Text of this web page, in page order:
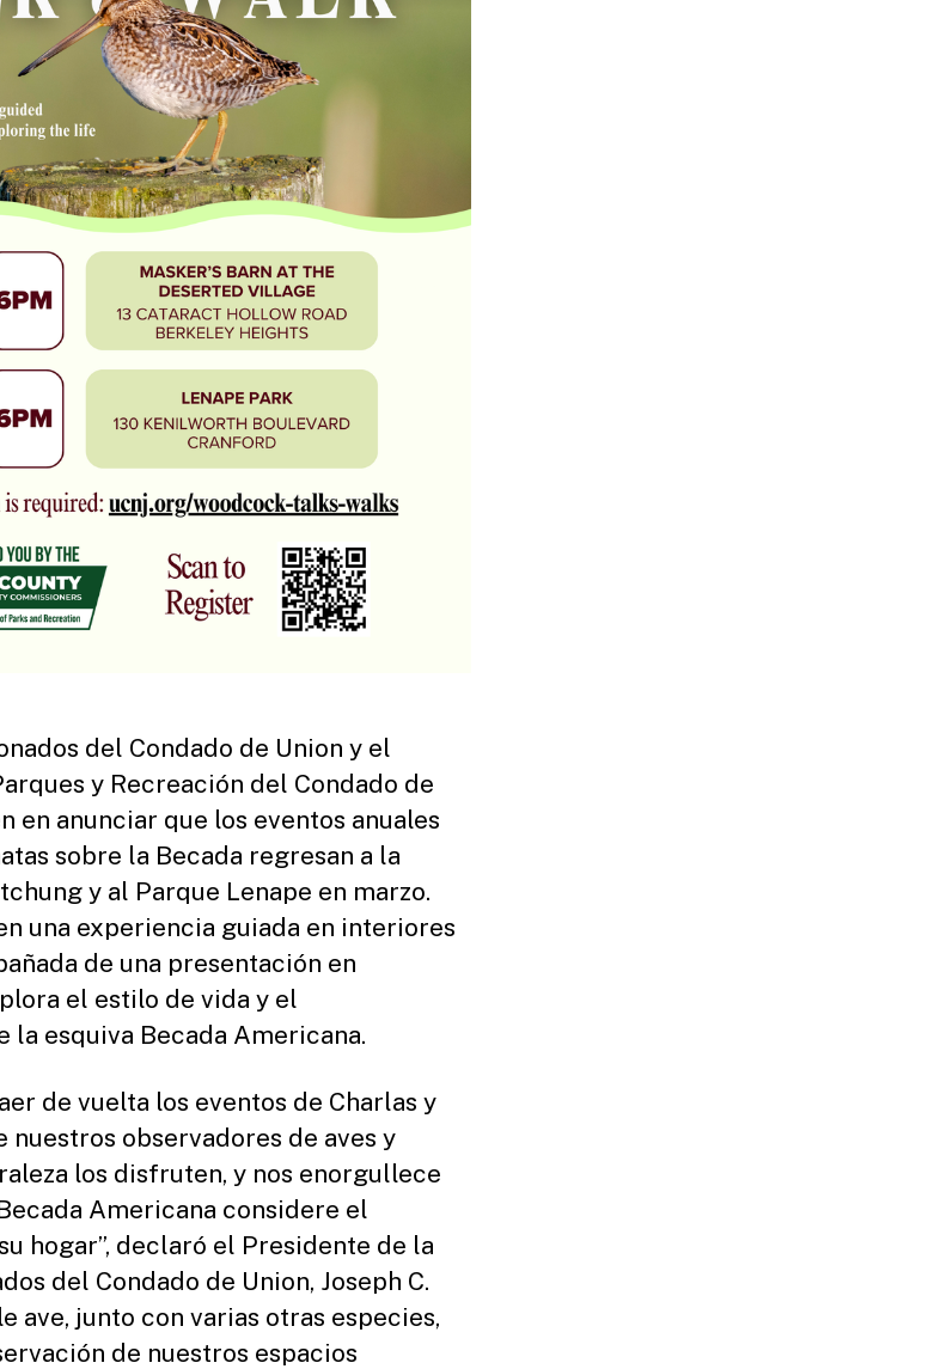
del Condado de Union y el
y Recreación del Condado de
en anunciar que los eventos anuales
sobre la Becada regresan a la
y al Parque Lenape en marzo.
una experiencia guiada en interiores
de una presentación en
el estilo de vida y el
esquiva Becada Americana.
de vuelta los eventos de Charlas y
nuestros observadores de aves y
los disfruten, y nos enorgullece
Americana considere el
hogar”, declaró el Presidente de la
del Condado de Union, Joseph C.
ave, junto con varias otras especies,
de nuestros espacios